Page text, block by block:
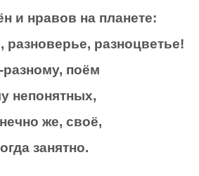
и нравов на планете:
разноверье, разноцветье!
разному, поём
непонятных,
же, своё,
занятно.